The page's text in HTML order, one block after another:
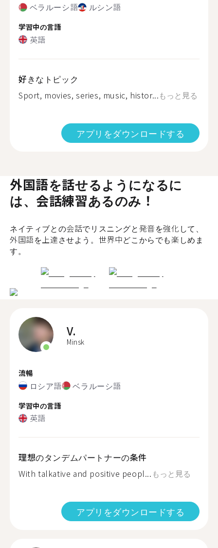
ベラルーシ語 ルシン語
学習中の言語
英語
好きなトピック
Sport, movies, series, music, histor...もっと見る
アプリをダウンロードする
外国語を話せるようになるに
は、会話練習あるのみ！
ネイティブとの会話でリスニングと発音を強化して、
外国語を上達させよう。世界中どこからでも楽しめま
す。
V.
Minsk
流暢
ロシア語 ベラルーシ語
学習中の言語
英語
理想のタンデムパートナーの条件
With talkative and positive peopl... もっと見る
アプリをダウンロードする